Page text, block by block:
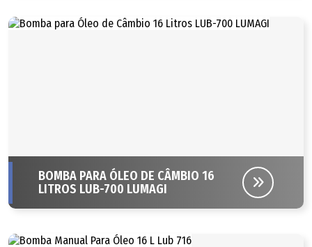
BOMBA PARA ÓLEO DE CÂMBIO 16
LITROS LUB-700 LUMAGI